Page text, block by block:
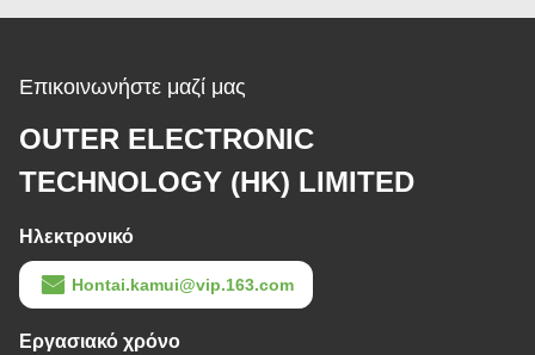
Επικοινωνήστε μαζί μας
OUTER ELECTRONIC
TECHNOLOGY (HK) LIMITED
Ηλεκτρονικό
Hontai.kamui@vip.163.com
Εργασιακό χρόνο